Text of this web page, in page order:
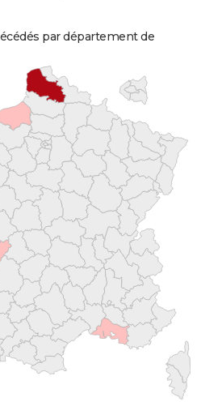
par département de